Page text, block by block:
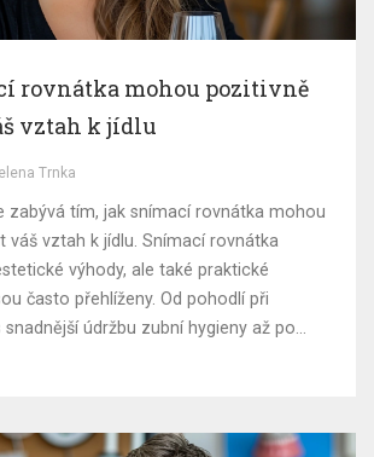
rovnátka mohou pozitivně
vztah k jídlu
Trnka
zabývá tím, jak snímací rovnátka mohou
váš vztah k jídlu. Snímací rovnátka
výhody, ale také praktické
často přehlíženy. Od pohodlí při
údržbu zubní hygieny až po